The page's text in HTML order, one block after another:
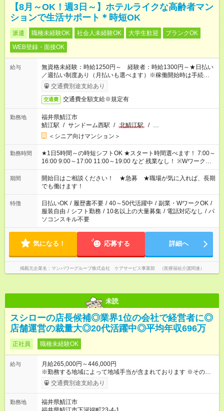
【8月～OK！週3日～】ホテルライクな高齢者マン
ションで生活サポート＊時短OK
派遣 職種未経験OK 社会人未経験OK 大学生歓迎
ブランクOK
WEB登録・面接OK
給与
無資格未経験：時給1250円～ 経験者：時給1300円～★日払い
／週払い制度あり（月払いも選べます）※稼働開始時は手続き完
了次第のお支払いとなります。
交通費別途支給あり
交通費 交通費全額支給※規定有
勤務地
福井県鯖江市
鯖江駅 / サンドーム西駅 / 北鯖江駅 / …
＜シニア向けマンション＞
勤務時間
★1日5時間～の時短シフトOK ★スタート時間選べます！ 7:00～
16:00 9:00～17:00 11:00～19:00 など 残業なし！ ※Wワークの
場合、他のお仕事と合わせ週40時間超の就業はご案内できませ
ん ※法令に基づき、週20時間以上勤務は社会保険への加入対象
となります ※労働者派遣法（日雇い派遣の原則禁止）により、
短時間・短期間の就業はご案内が難しい場合があります
期間
開始日はご相談ください！ ★急募 ★職場が気に入れば、長期
でも働けます！
特徴 日払いOK / 履歴書不要 / 40～50代活躍中 / 副業・WワークOK /
服装自由 / シフト勤務 / 10名以上の大量募集 / 電話対応なし / パ
ソコンスキル不要
気になる！ 応募する 詳細へ
掲載元企業名 マンパワーグループ株式会社 ケアサービス事業部 （医療福祉介護関連）
未読
スシローの店長候補◎業界1位の会社で経営者に◎
店舗運営の裁量大◎20代活躍中◎平均年収696万
正社員 職種未経験OK
給与
月給265,000円～446,000円
※勤務する地域によって地域手当が含まれております ※その他ブ
ロック外勤務手当を支給。1分単位での残業代（100％支給）や
年3回の賞与、諸手当も別途支給します。 ＜月給例＞ 【例1】転
合：月給28万円＋残業代・諸手当 ※地域手当2万円が含まれま
交通費別途支給あり
勤務地
福井県鯖江市